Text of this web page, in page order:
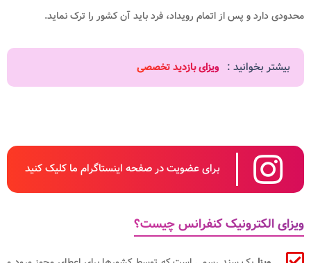
محدودی دارد و پس از اتمام رویداد، فرد باید آن کشور را ترک نماید.
بیشتر بخوانید : ویزای بازدید تخصصی
برای عضویت در صفحه اینستاگرام ما کلیک کنید
ویزای الکترونیک کنفرانس چیست؟